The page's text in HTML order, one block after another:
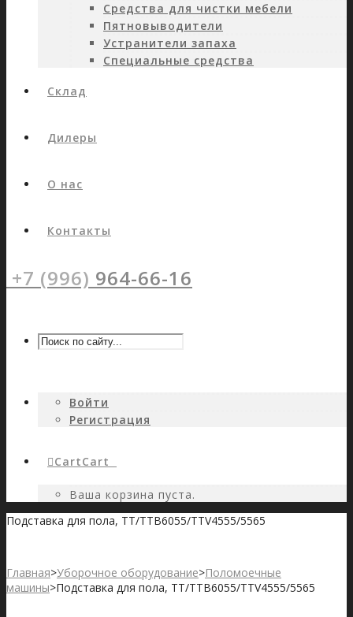
Средства для чистки мебели
Пятновыводители
Устранители запаха
Специальные средства
Склад
Дилеры
О нас
Контакты
+7 (996) 964-66-16
Войти
Регистрация
CartCart
Ваша корзина пуста.
Подставка для пола, TT/TTB6055/TTV4555/5565
Главная>Уборочное оборудование>Поломоечные
машины>Подставка для пола, TT/TTB6055/TTV4555/5565